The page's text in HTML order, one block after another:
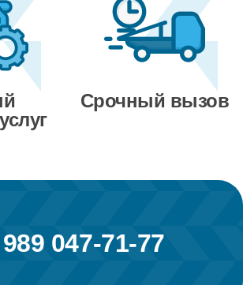
Срочный вызов
047-71-77